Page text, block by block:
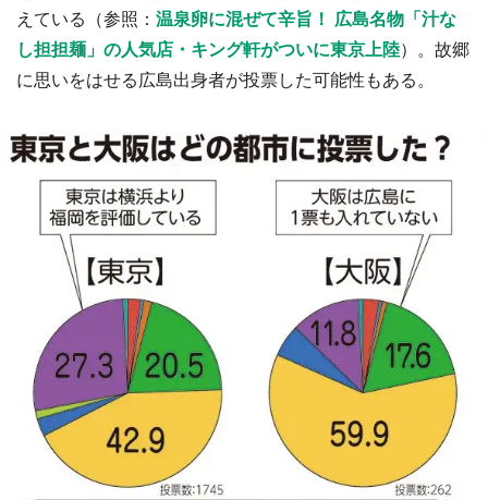
えている（参照： 温泉卵に混ぜて辛旨！ 広島名物「汁な
し担担麺」の人気店・キング軒がついに東京上陸）。故郷
に思いをはせる広島出身者が投票した可能性もある。